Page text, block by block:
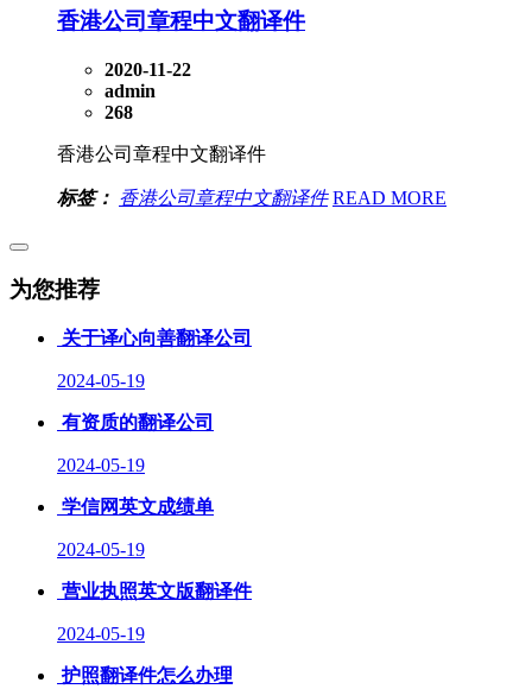
香港公司章程中文翻译件
2020-11-22
admin
268
香港公司章程中文翻译件
标签： 香港公司章程中文翻译件 READ MORE
为您推荐
关于译心向善翻译公司
2024-05-19
有资质的翻译公司
2024-05-19
学信网英文成绩单
2024-05-19
营业执照英文版翻译件
2024-05-19
护照翻译件怎么办理